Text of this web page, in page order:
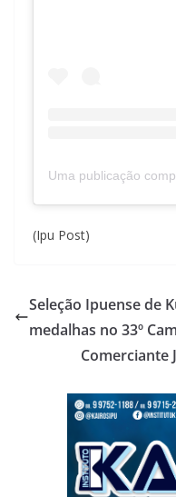
Uma publicação compartilhada por
(Ipu Post)
Seleção Ipuense de
medalhas no 33º
Comerciante